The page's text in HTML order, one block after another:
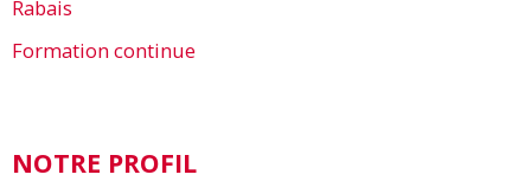
Rabais
Formation continue
NOTRE PROFIL